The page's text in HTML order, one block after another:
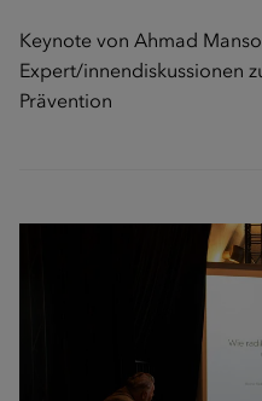
Keynote von Ahmad
Expert/innendiskussionen
Prävention